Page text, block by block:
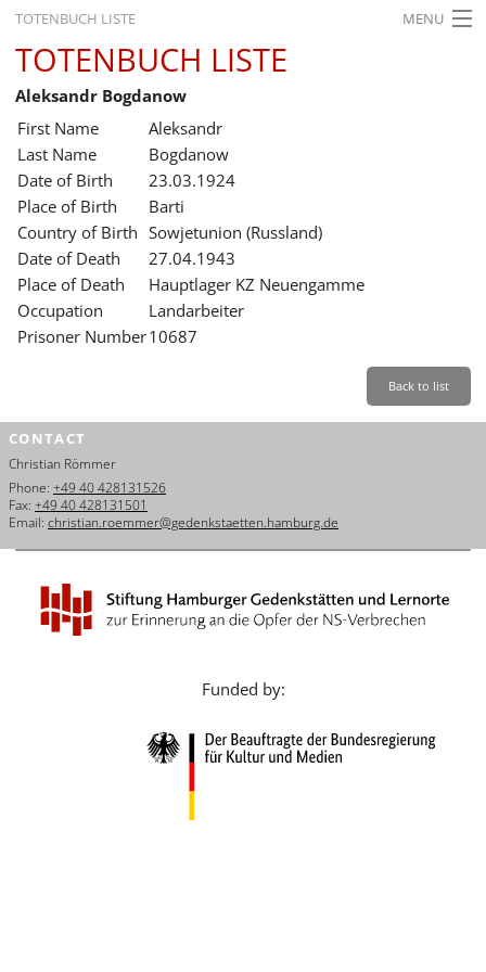
TOTENBUCH LISTE MENU
STARTSEITE
AUSSTELLUNGEN
GESCHICHTE
BILDUNG
FORSCHUNG
SERVICE
Leichte Sprache Back
Dansk
Español
Italiano
Nederlands
Português
TOTENBUCH LISTE
Aleksandr Bogdanow
First Name
Aleksandr
Last Name
Bogdanow
Date of Birth
23.03.1924
Place of Birth
Barti
Country of Birth Sowjetunion (Russland)
Date of Death
27.04.1943
Place of Death
Hauptlager KZ Neuengamme
Occupation
Landarbeiter
Prisoner Number10687
Back to list
CONTACT
Christian Römmer
Phone: +49 40 428131526
Fax: +49 40 428131501
Email: christian.roemmer@gedenkstaetten.hamburg.de
Funded by: